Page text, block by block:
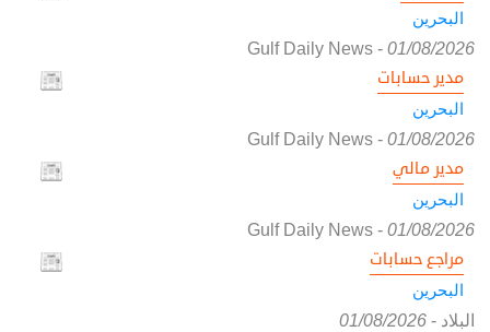
البحرين
Gulf Daily News- 01/08/2026
مدير حسابات
البحرين
Gulf Daily News- 01/08/2026
مدير مالي
البحرين
Gulf Daily News- 01/08/2026
مراجع حسابات
البحرين
البلاد -
01/08/2026